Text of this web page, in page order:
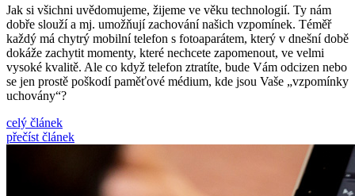
Jak si všichni uvědomujeme, žijeme ve věku technologií. Ty nám
dobře slouží a mj. umožňují zachování našich vzpomínek. Téměř
každý má chytrý mobilní telefon s fotoaparátem, který v dnešní době
dokáže zachytit momenty, které nechcete zapomenout, ve velmi
vysoké kvalitě. Ale co když telefon ztratíte, bude Vám odcizen nebo
se jen prostě poškodí paměťové médium, kde jsou Vaše „vzpomínky
uchovány“?
celý článek
přečíst článek